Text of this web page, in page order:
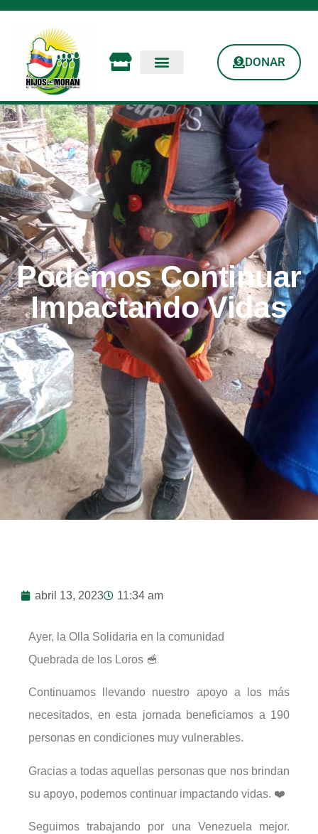
DONAR
Podemos Continuar
Impactando Vidas
abril 13, 2023 11:34 am
Ayer, la Olla Solidaria en la comunidad
Quebrada de los Loros 🥣
Continuamos llevando nuestro apoyo a los más
necesitados, en esta jornada beneficiamos a 190
personas en condiciones muy vulnerables.
Gracias a todas aquellas personas que nos brindan
su apoyo, podemos continuar impactando vidas. ❤️
Seguimos trabajando por una Venezuela mejor.